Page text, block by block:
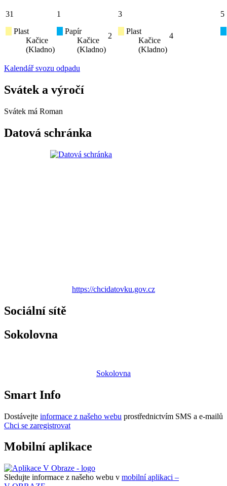
31
Plast
Kačice
(Kladno)
1
Papír
Kačice
(Kladno)
2
3
Plast
Kačice
(Kladno)
4
5
Kalendář svozu odpadu
Svátek a výročí
Svátek má Roman
Datová schránka
https://chcidatovku.gov.cz
Sociální sítě
Sokolovna
Sokolovna
Smart Info
Dostávejte informace z našeho webu prostřednictvím SMS a e-mailů
Chci se zaregistrovat
Mobilní aplikace
Sledujte informace z našeho webu v mobilní aplikaci –